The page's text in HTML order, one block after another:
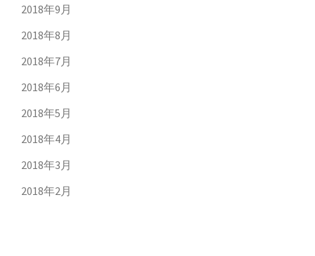
2018年9月
2018年8月
2018年7月
2018年6月
2018年5月
2018年4月
2018年3月
2018年2月